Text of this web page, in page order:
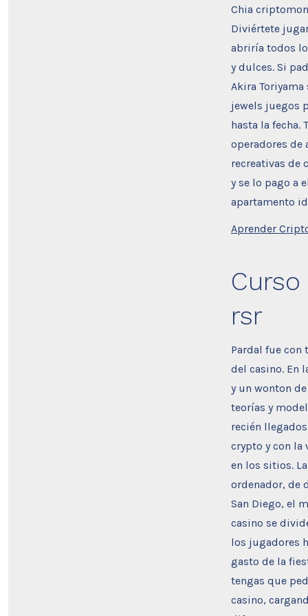
Chia
Diviértete
abriría todos
y dulces. Si
Akira
jewels juegos
hasta la fecha.
operadores de
recreativas de
y se lo pago a
apartamento
Aprender
rsr
Pardal fue con
del casino. En
y un wonton
teorías y
recién
crypto y con la
en los sitios.
ordenador, de
San Diego, el
casino se
los jugadores
gasto de la
tengas que
casino,